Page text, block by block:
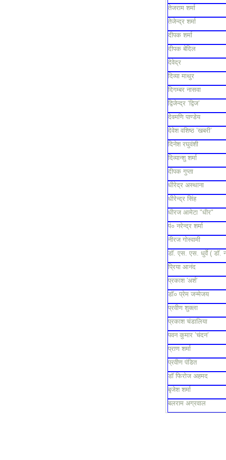
तेजराम शर्मा
तेजेन्द्र शर्मा
दीपक शर्मा
दीपक बेदिल
देवेद्र
दिव्या माथुर
दिगम्बर नासवा
द्विजेन्द्र ‘द्विज’
देवमणि पाण्डेय
देवेश वशिष्ठ ’खबरी’
दिनेश रघुवंशी
दिव्यान्शु शर्मा
दीपक गुप्ता
धीरेद्र अस्थाना
धीरेन्द्र सिंह
धीरज आमेटा "धीर"
पं० नरेन्द्र शर्मा
नीरज गोस्वामी
डॉ. एस. एस. धुर्वे ( डॉ.
प्रिया आनंद
प्रकाश 'अर्श'
डॉ० प्रेम जन्मेजय
प्रवीण शुक्ला
प्रकाश चंडालिया
पवन कुमार ’चंदन’
प्राण शर्मा
प्रवीण पंडित
डॉ फिरोज अहमद
बृजेश शर्मा
बलराम अग्रवाल